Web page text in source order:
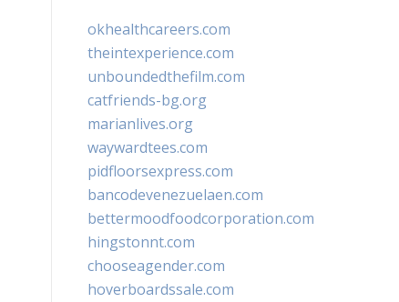
okhealthcareers.com
theintexperience.com
unboundedthefilm.com
catfriends-bg.org
marianlives.org
waywardtees.com
pidfloorsexpress.com
bancodevenezuelaen.com
bettermoodfoodcorporation.com
hingstonnt.com
chooseagender.com
hoverboardssale.com